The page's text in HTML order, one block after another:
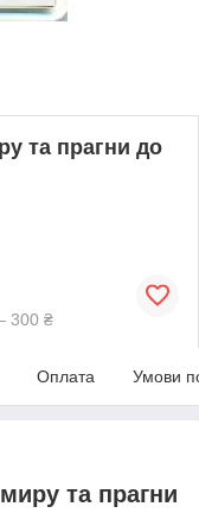
та прагни до
300 ₴
Оплата Умови
та прагни